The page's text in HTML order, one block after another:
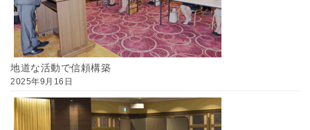
地道な活動で信頼構築
2025年9月16日